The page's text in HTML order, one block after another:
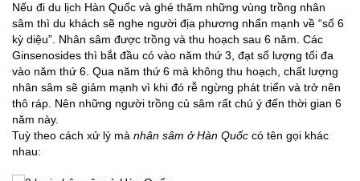
Nếu đi du lịch Hàn Quốc và ghé thăm những vùng trồng nhân
sâm thì du khách sẽ nghe người địa phương nhấn mạnh về “số 6
kỳ diệu”. Nhân sâm được trồng và thu hoạch sau 6 năm. Các
Ginsenosides thì bắt đầu có vào năm thứ 3, đạt số lượng tối đa
vào năm thứ 6. Qua năm thứ 6 mà không thu hoạch, chất lượng
nhân sâm sẽ giảm mạnh vì khi đó rễ ngừng phát triển và trở nên
thô ráp. Nên những người trồng củ sâm rất chú ý đến thời gian 6
năm này.
Tuỳ theo cách xử lý mà nhân sâm ở Hàn Quốc có tên gọi khác
nhau: